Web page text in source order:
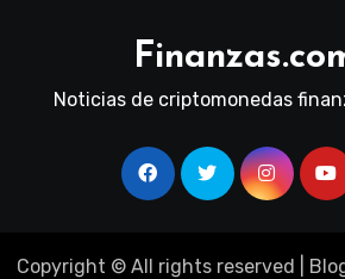
Noticias de criptomonedas
Copyright © All rights reserved